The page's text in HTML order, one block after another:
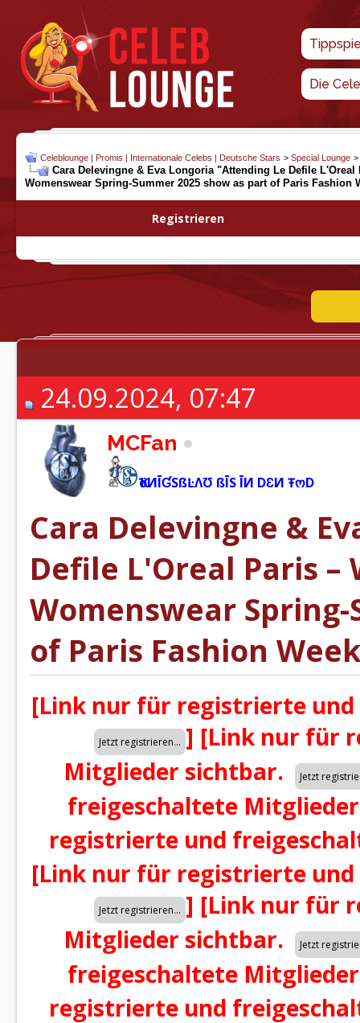
Die
Celeblounge | Promis | Internationale Celebs | Deutsche Stars > Special Lounge >
Cara Delevingne & Eva Longoria "Attending Le Defile L'Oreal
Womenswear Spring-Summer 2025 show as part of Paris Fashion
Registrieren
24.09.2024, 07:47
MCFan
ҠöИĪƓSßĿΛƱ ßĪS ĪИ DƐИ ŦოD
Cara Delevingne &
Defile L'Oreal Paris –
Womenswear
of Paris Fashion
[Link nur für registrierte
] [Link nur für
Mitglieder sichtbar.
freigeschaltete
registrierte und
[Link nur für registrierte
] [Link nur für
Mitglieder sichtbar.
freigeschaltete
registrierte und